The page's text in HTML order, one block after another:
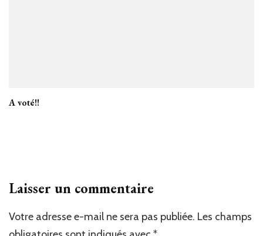
A voté!!
Laisser un commentaire
Votre adresse e-mail ne sera pas publiée. Les champs